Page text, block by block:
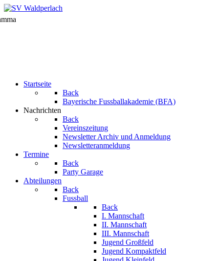
Startseite
Back
Bayerische Fussballakademie (BFA)
Nachrichten
Back
Vereinszeitung
Newsletter Archiv und Anmeldung
Newsletteranmeldung
Termine
Back
Party Garage
Abteilungen
Back
Fussball
Back
I. Mannschaft
II. Mannschaft
III. Mannschaft
Jugend Großfeld
Jugend Kompaktfeld